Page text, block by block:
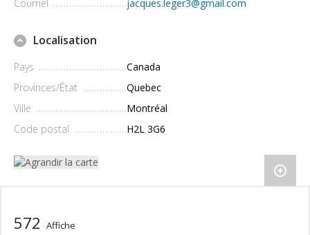
Courriel jacques.leger3@gmail.com
Localisation
Pays
Canada
Provinces/État
Quebec
Ville
Montréal
Code postal
H2L 3G6
572 Affiche